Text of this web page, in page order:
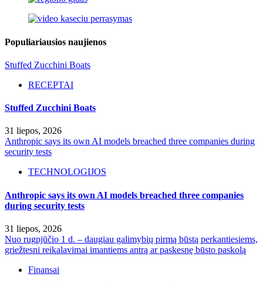
Populiariausios naujienos
Stuffed Zucchini Boats
RECEPTAI
Stuffed Zucchini Boats
31 liepos, 2026
Anthropic says its own AI models breached three companies during
security tests
TECHNOLOGIJOS
Anthropic says its own AI models breached three companies
during security tests
31 liepos, 2026
Nuo rugpjūčio 1 d. – daugiau galimybių pirmą būstą perkantiesiems,
griežtesni reikalavimai imantiems antrą ar paskesnę būsto paskolą
Finansai